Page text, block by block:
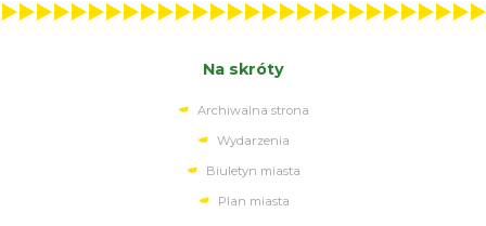
Na skróty
Archiwalna strona
Wydarzenia
Biuletyn miasta
Plan miasta